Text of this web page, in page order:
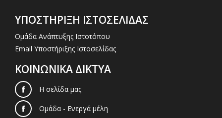
ΥΠΟΣΤΗΡΙΞΗ ΙΣΤΟΣΕΛΙΔΑΣ
Ομάδα Ανάπτυξης Ιστοτόπου
Email Υποστήριξης Ιστοσελίδας
ΚΟΙΝΩΝΙΚΑ ΔΙΚΤΥΑ
Η σελίδα μας
Ομάδα - Ενεργά μέλη